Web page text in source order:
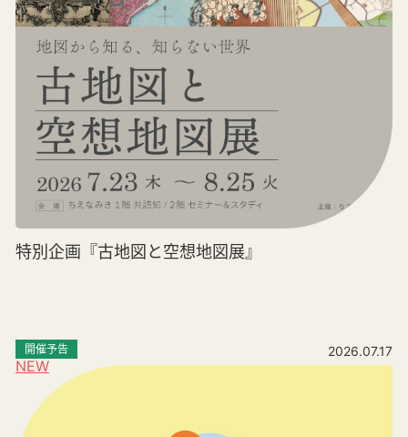
特別企画『古地図と空想地図展』
NEW
開催予告 2026.07.17